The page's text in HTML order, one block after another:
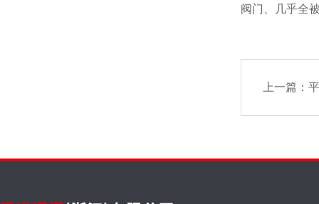
阀门、几乎全
上一篇：